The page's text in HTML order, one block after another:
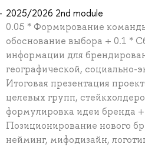
2025/2026 2nd module
0.05 * Формирование
обоснование выбора + 0.1 *
информации для
географической, социально-
Итоговая презентация
целевых групп,
формулировка идеи бренда
Позиционирование нового
нейминг, мифодизайн,